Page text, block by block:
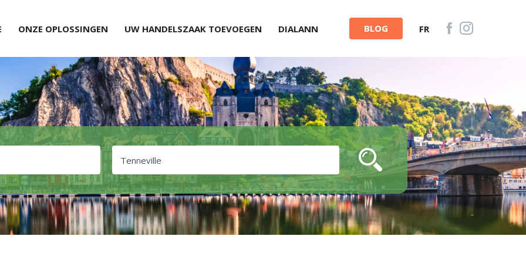
ONZE OPLOSSINGEN UW HANDELSZAAK TOEVOEGEN DIALANN BLOG FR